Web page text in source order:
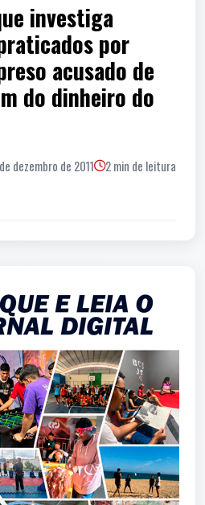
investiga
por
acusado de
do dinheiro do
dezembro de 2011
2 min de leitura